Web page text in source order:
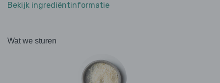
Bekijk ingrediëntinformatie
Wat we sturen